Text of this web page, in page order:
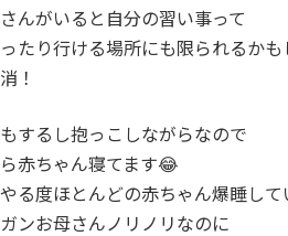
んがいると自分の習い事って
たり行ける場所にも限られるか
！
するし抱っこしながらなので
赤ちゃん寝てます😂
る度ほとんどの赤ちゃん爆睡して
ンお母さんノリノリなのに